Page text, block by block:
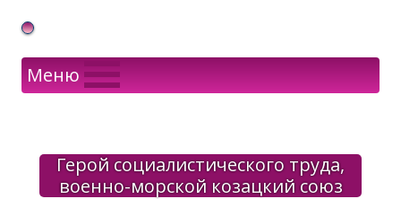
Gif Открытки в подарок
Меню
Герой социалистического труда,
военно-морской козацкий союз